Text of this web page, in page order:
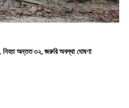
নিহত অন্তত ৩২, জরুরি অবস্থা ঘোষণা